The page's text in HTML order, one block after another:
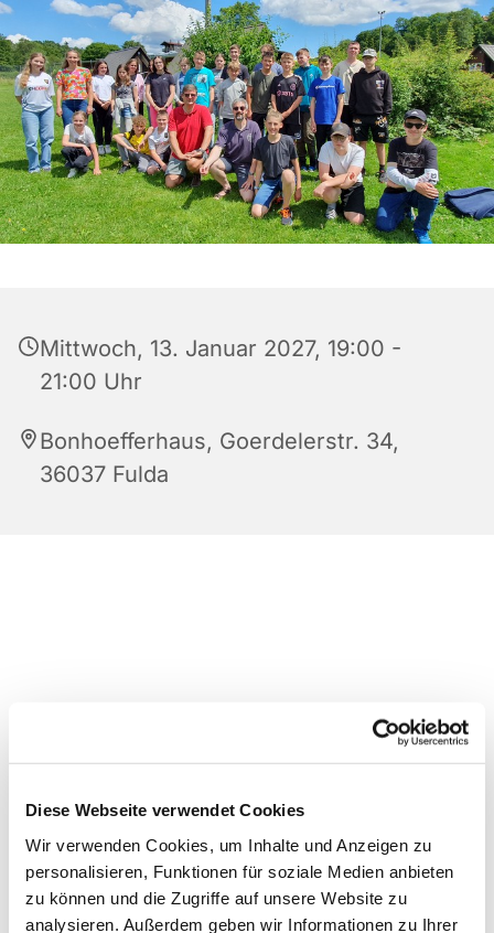
Diese Webseite verwendet Cookies
Wir verwenden Cookies, um Inhalte und Anzeigen zu
personalisieren, Funktionen für soziale Medien anbieten
zu können und die Zugriffe auf unsere Website zu
analysieren. Außerdem geben wir Informationen zu Ihrer
Mittwoch, 13. Januar 2027, 19:00 -
21:00 Uhr
Bonhoefferhaus, Goerdelerstr. 34,
36037 Fulda